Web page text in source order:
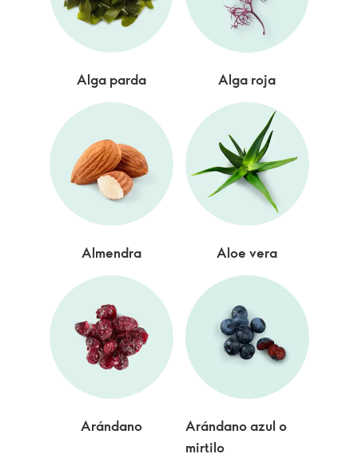
Alga parda Alga roja
Almendra Aloe vera
Arándano
Arándano azul o
mirtilo